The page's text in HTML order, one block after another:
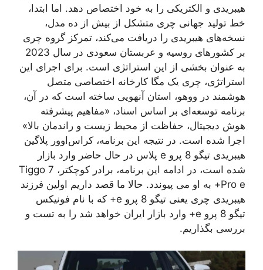
هیبریدی و الکتریکی را به خود اختصاص دهد. اما ابتدا،
خط تولید جهانی چری متشکل از بیش از ده مدل،
نسخه‌های هیبریدی را دریافت می‌کند، تمرکز گروه چری
بر کشورهای روسیه و عربستان سعودی در سال 2023
به عنوان بخشی از این استراتژی است. برای اجرای این
استراتژی، چری یک مگا کارخانه اختصاصی متصل
هوشمند در ووهو، استان آنهویی ساخته است که در آن،
برنامه توسعه‌ای بر اساس اسناد، «مفاهیم پیشرفته
هوش دیجیتال، حفاظت از محیط زیست و راندمان بالا»
اجرا شده است. در نتیجه این برنامه، کراس‌اوور پلاگین
هیبریدی تیگو 8 پرو e پلاس در حال حاضر وارد بازار
شده است، در ادامه این برنامه، برادر کوچکتر، Tiggo 7
Pro e+ به او می پیوندد. حالا ما قصد داریم اولین فرزند
هیبریدی چری یعنی تیگو 8 پرو e+ که با نام فونیکس
تیگو 8 پرو e+ وارد بازار ایران خواهد شد را به تست و
بررسی بگذاریم.